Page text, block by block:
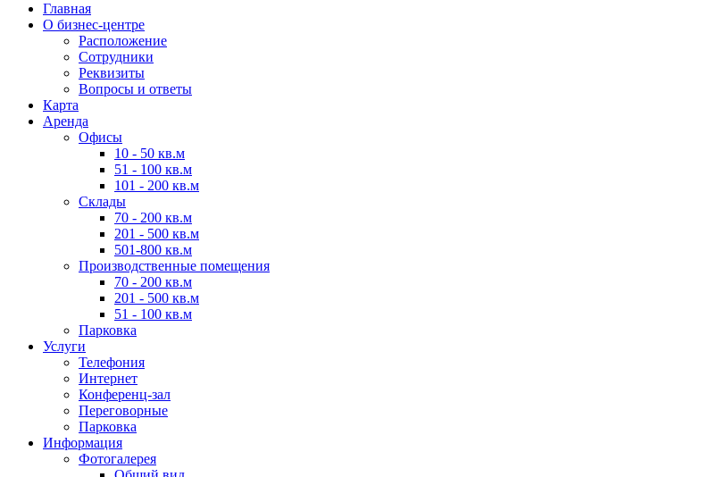
Главная
О бизнес-центре
Расположение
Сотрудники
Реквизиты
Вопросы и ответы
Карта
Аренда
Офисы
10 - 50 кв.м
51 - 100 кв.м
101 - 200 кв.м
Склады
70 - 200 кв.м
201 - 500 кв.м
501-800 кв.м
Производственные помещения
70 - 200 кв.м
201 - 500 кв.м
51 - 100 кв.м
Парковка
Услуги
Телефония
Интернет
Конференц-зал
Переговорные
Парковка
Информация
Фотогалерея